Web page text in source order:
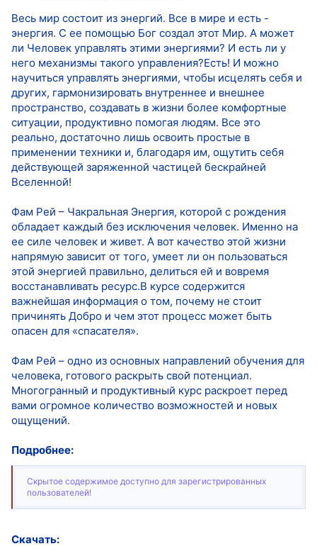
Весь мир состоит из энергий. Все в мире и есть -
энергия. С ее помощью Бог создал этот Мир. А может
ли Человек управлять этими энергиями? И есть ли у
него механизмы такого управления?Есть! И можно
научиться управлять энергиями, чтобы исцелять себя и
других, гармонизировать внутреннее и внешнее
пространство, создавать в жизни более комфортные
ситуации, продуктивно помогая людям. Все это
реально, достаточно лишь освоить простые в
применении техники и, благодаря им, ощутить себя
действующей заряженной частицей бескрайней
Вселенной!
Фам Рей – Чакральная Энергия, которой с рождения
обладает каждый без исключения человек. Именно на
ее силе человек и живет. А вот качество этой жизни
напрямую зависит от того, умеет ли он пользоваться
этой энергией правильно, делиться ей и вовремя
восстанавливать ресурс.В курсе содержится
важнейшая информация о том, почему не стоит
причинять Добро и чем этот процесс может быть
опасен для «спасателя».
Фам Рей – одно из основных направлений обучения для
человека, готового раскрыть свой потенциал.
Многогранный и продуктивный курс раскроет перед
вами огромное количество возможностей и новых
ощущений.
Подробнее:
Скрытое содержимое доступно для зарегистрированных
пользователей!
Скачать: